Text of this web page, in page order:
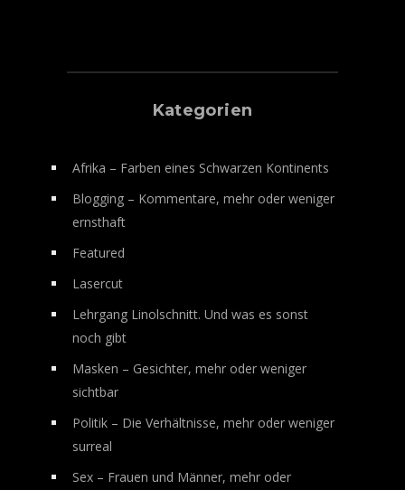
Kategorien
Afrika – Farben eines Schwarzen Kontinents
Blogging – Kommentare, mehr oder weniger
ernsthaft
Featured
Lasercut
Lehrgang Linolschnitt. Und was es sonst
noch gibt
Masken – Gesichter, mehr oder weniger
sichtbar
Politik – Die Verhältnisse, mehr oder weniger
surreal
Sex – Frauen und Männer, mehr oder